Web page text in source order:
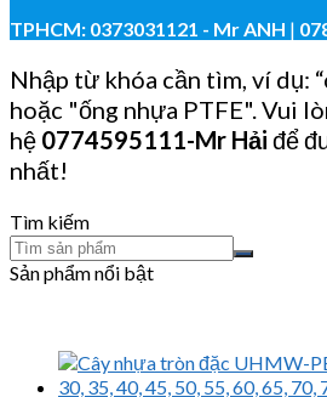
TPHCM: 0373031121 - Mr ANH |
Nhập từ khóa cần tìm, ví dụ:
hoặc "ống nhựa PTFE". Vui
hệ 0774595111-Mr Hải để
nhất!
Tìm kiếm
Sản phẩm nổi bật